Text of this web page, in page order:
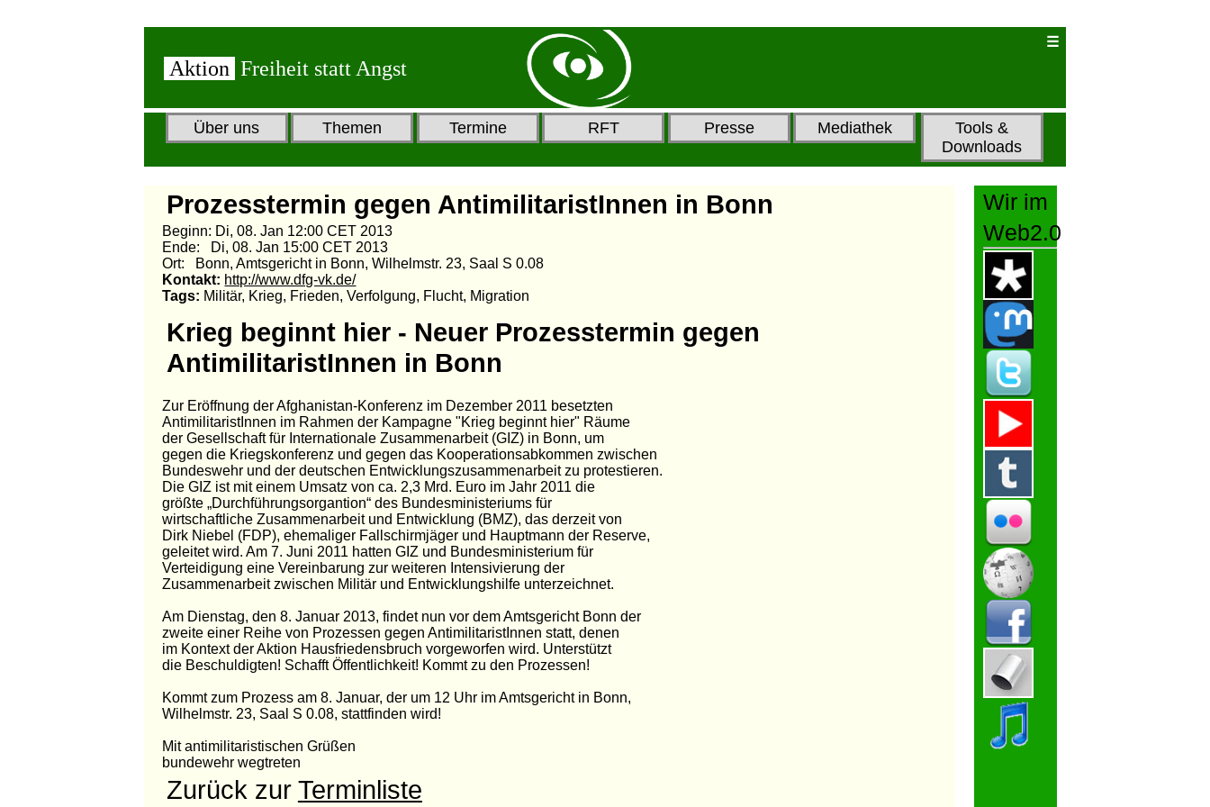
Aktion Freiheit statt Angst
Über uns Themen Termine RFT Presse Mediathek
Tools &
Downloads
Prozesstermin gegen AntimilitaristInnen in Bonn
Beginn: Di, 08. Jan 12:00 CET 2013
Ende: Di, 08. Jan 15:00 CET 2013
Ort: Bonn, Amtsgericht in Bonn, Wilhelmstr. 23, Saal S 0.08
Kontakt: http://www.dfg-vk.de/
Tags: Militär, Krieg, Frieden, Verfolgung, Flucht, Migration
Krieg beginnt hier - Neuer Prozesstermin gegen
AntimilitaristInnen in Bonn
Zur Eröffnung der Afghanistan-Konferenz im Dezember 2011 besetzten
AntimilitaristInnen im Rahmen der Kampagne "Krieg beginnt hier" Räume
der Gesellschaft für Internationale Zusammenarbeit (GIZ) in Bonn, um
gegen die Kriegskonferenz und gegen das Kooperationsabkommen zwischen
Bundeswehr und der deutschen Entwicklungszusammenarbeit zu protestieren.
Die GIZ ist mit einem Umsatz von ca. 2,3 Mrd. Euro im Jahr 2011 die
größte „Durchführungsorgantion“ des Bundesministeriums für
wirtschaftliche Zusammenarbeit und Entwicklung (BMZ), das derzeit von
Dirk Niebel (FDP), ehemaliger Fallschirmjäger und Hauptmann der Reserve,
geleitet wird. Am 7. Juni 2011 hatten GIZ und Bundesministerium für
Verteidigung eine Vereinbarung zur weiteren Intensivierung der
Zusammenarbeit zwischen Militär und Entwicklungshilfe unterzeichnet.
Am Dienstag, den 8. Januar 2013, findet nun vor dem Amtsgericht Bonn der
zweite einer Reihe von Prozessen gegen AntimilitaristInnen statt, denen
im Kontext der Aktion Hausfriedensbruch vorgeworfen wird. Unterstützt
die Beschuldigten! Schafft Öffentlichkeit! Kommt zu den Prozessen!
Kommt zum Prozess am 8. Januar, der um 12 Uhr im Amtsgericht in Bonn,
Wilhelmstr. 23, Saal S 0.08, stattfinden wird!
Mit antimilitaristischen Grüßen
bundewehr wegtreten
Zurück zur Terminliste
Wir im
Web2.0